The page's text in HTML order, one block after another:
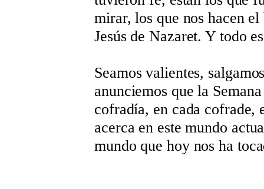
mirar, los que nos hacen
Jesús de Nazaret. Y todo
Seamos valientes,
anunciemos que la
cofradía, en cada cofrade,
acerca en este mundo
mundo que hoy nos ha